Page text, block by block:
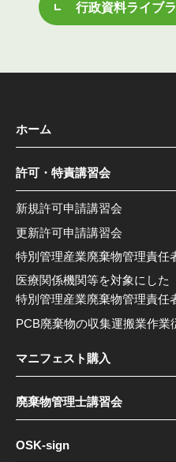
行政資料ライブ
ホーム
許可・特責講習会
新規許可申請講習会
更新許可申請講習会
特別管理産業廃棄物管理責任
医療関係機関等を対象にした
特別管理産業廃棄物管理責任
PCB廃棄物の収集運搬業作業
マニフェスト購入
廃棄物管理士講習会
OSK-sign